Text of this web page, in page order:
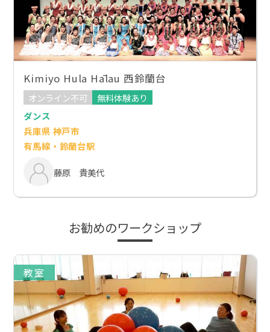
Kimiyo Hula Hālau 西鈴蘭台
オンライン不可
無料体験あり
ダンス
兵庫県 神戸市
有馬線・鈴蘭台駅
藤原 貴美代
お勧めのワークショップ
教室